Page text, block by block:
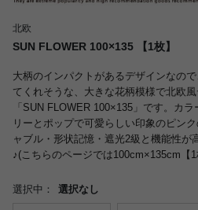
北欧
SUN FLOWER 100×135 【1枚】
大柄のインパクトがあるデザインなの
てくれそうな、大きな花柄模様で北欧
「SUN FLOWER 100×135」です。カ
リーとポップで可愛らしい印象のピン
ャブル・形状記憶・遮光2級と機能性が
♪(こちらのページでは100cm×135cm【
選択中： 選択なし